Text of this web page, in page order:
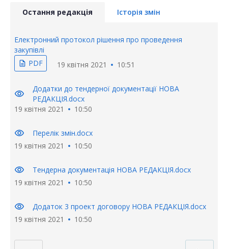
Остання редакція Історія змін
Електронний протокол рішення про проведення
закупівлі
description PDF 19 квітня 2021 10:51
visibility
Додатки до тендерної документації НОВА
РЕДАКЦІЯ.docx
19 квітня 2021
10:50
visibility
Перелік змін.docx
19 квітня 2021
10:50
visibility
Тендерна документація НОВА РЕДАКЦІЯ.docx
19 квітня 2021
10:50
visibility
Додаток 3 проект договору НОВА РЕДАКЦІЯ.docx
19 квітня 2021
10:50